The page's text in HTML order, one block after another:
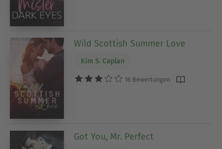
Wild Scottish Summer Love
Kim S. Caplan
16 Bewertungen
Got You, Mr. Perfect